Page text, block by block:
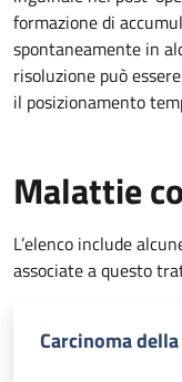
formazione di
spontaneamente in
risoluzione può
il posizionamento
Malattie
L’elenco include
associate a questo
Carcinoma